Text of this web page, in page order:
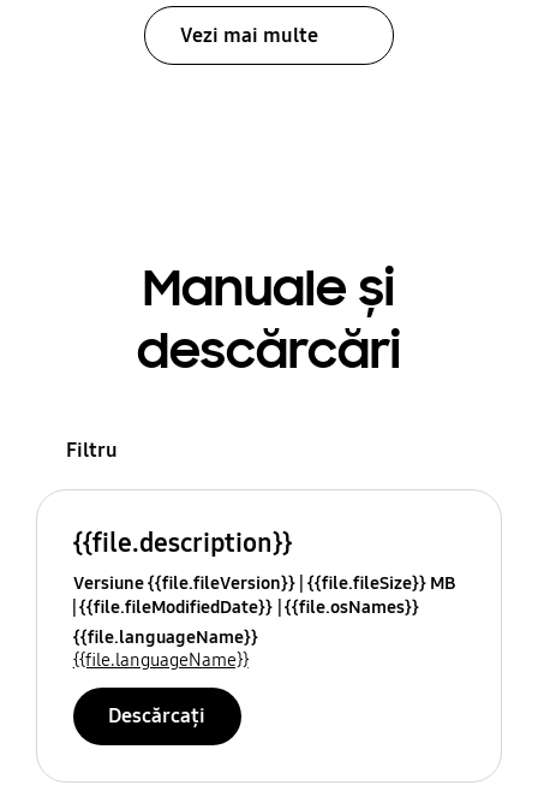
Vezi mai multe
Manuale și
descărcări
Filtru
{{file.description}}
Versiune {{file.fileVersion}} {{file.fileSize}} MB
{{file.fileModifiedDate}} {{file.osNames}}
{{file.languageName}}
{{file.languageName}}
Descărcați